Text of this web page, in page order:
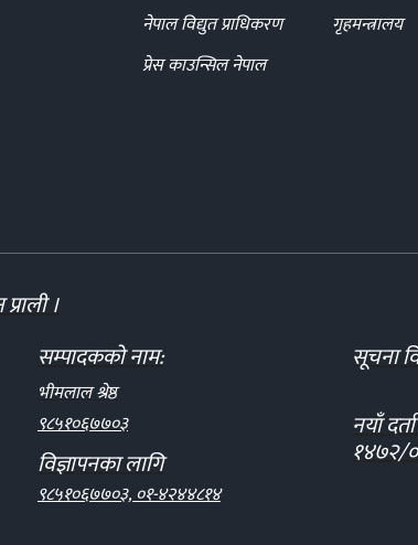
नेपाल विद्युत प्राधिकरण
गृहमन्त्रालय
प्रेस काउन्सिल नेपाल
।
सम्पादकको नाम:
भीमलाल श्रेष्ठ
९८५१०६७७०३
विज्ञापनका लागि
९८५१०६७७०३, ०१-४२४४८१४
सूचना
नयाँ
१४७२/